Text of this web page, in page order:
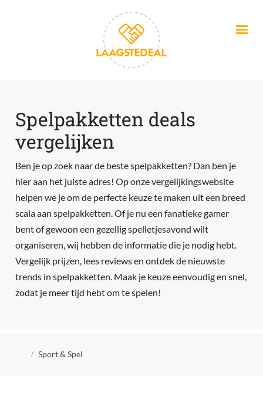
Spelpakketten deals
vergelijken
Ben je op zoek naar de beste spelpakketten? Dan ben je
hier aan het juiste adres! Op onze vergelijkingswebsite
helpen we je om de perfecte keuze te maken uit een breed
scala aan spelpakketten. Of je nu een fanatieke gamer
bent of gewoon een gezellig spelletjesavond wilt
organiseren, wij hebben de informatie die je nodig hebt.
Vergelijk prijzen, lees reviews en ontdek de nieuwste
trends in spelpakketten. Maak je keuze eenvoudig en snel,
zodat je meer tijd hebt om te spelen!
Kruimelpad
Sport & Spel